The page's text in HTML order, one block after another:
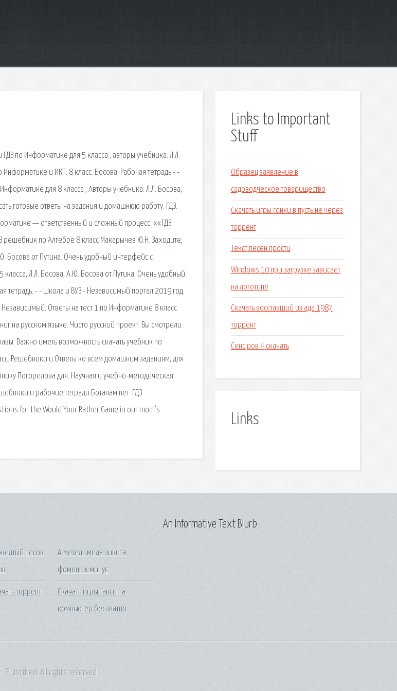
по Информатике для 5 класса , авторы учебника: Л.Л.
и ИКТ. 8 класс. Босова. Рабочая тетрадь - -
для 8 класса , Авторы учебника: Л.Л. Босова,
готовые ответы на задания и домашнюю работу. ГДЗ.
— ответственный и сложный процесс. ««ГДЗ
решебник по Алгебре 8 класс Макарычев Ю.Н. Заходите,
Босова от Путина. Очень удобный интерфейс с
Л.Л. Босова, А.Ю. Босова от Путина. Очень удобный
тетрадь. - - Школа и ВУЗ - Независимый портал 2019 год.
Ответы на тест 1 по Информатике 8 класс
на русском языке. Чисто русский проект. Вы смотрели
Важно иметь возможность скачать учебник по
Решебники и Ответы ко всем домашним заданиям, для
Погорелова для. Научная и учебно-методическая
и рабочие тетради Ботанам.нет. ГДЗ
for the Would Your Rather Game in our mom’s
Links to Important
Stuff
Образец заявление в
садоводческое товарищество
Скачать игры гонки в пустыне через
торрент
Текст песен прости
Windows 10 при загрузке зависает
на логотипе
Скачать восставший из ада 1987
торрент
Сенс ров 4 скачать
Links
песок
торрент
А метель мела никита
фоминых минус
Скачать игры такси на
компьютер бесплатно
An Informative Text Blurb
© Untitled. All rights reserved.